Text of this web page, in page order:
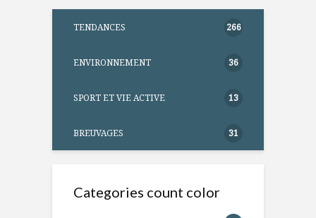
TENDANCES 266
ENVIRONNEMENT 36
SPORT ET VIE ACTIVE 13
BREUVAGES 31
Categories count color